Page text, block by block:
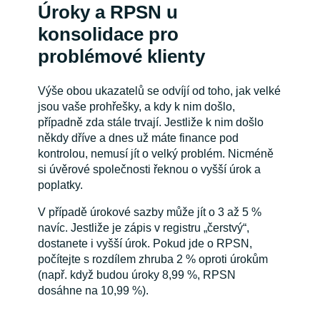
Úroky a RPSN u
konsolidace pro
problémové klienty
Výše obou ukazatelů se odvíjí od toho, jak velké
jsou vaše prohřešky, a kdy k nim došlo,
případně zda stále trvají. Jestliže k nim došlo
někdy dříve a dnes už máte finance pod
kontrolou, nemusí jít o velký problém. Nicméně
si úvěrové společnosti řeknou o vyšší úrok a
poplatky.
V případě úrokové sazby může jít o 3 až 5 %
navíc. Jestliže je zápis v registru „čerstvý“,
dostanete i vyšší úrok. Pokud jde o RPSN,
počítejte s rozdílem zhruba 2 % oproti úrokům
(např. když budou úroky 8,99 %, RPSN
dosáhne na 10,99 %).